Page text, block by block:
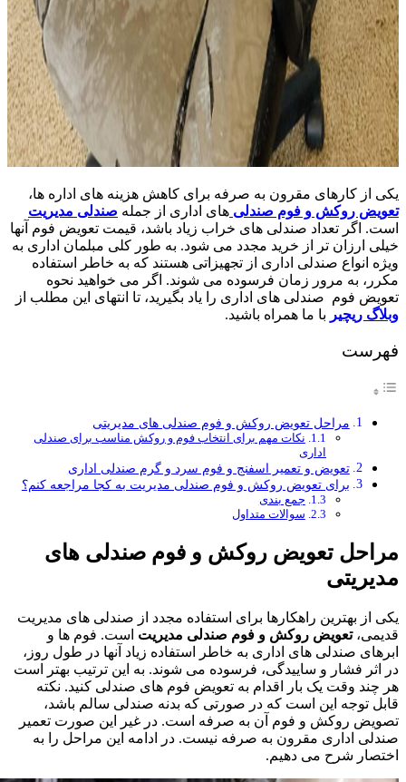
یکی از کارهای مقرون به صرفه برای کاهش هزینه های اداره ها،
تعویض روکش و فوم صندلی های اداری از جمله صندلی مدیریت
است. اگر تعداد صندلی های خراب زیاد باشد، قیمت تعویض فوم آنها
خیلی ارزان تر از خرید مجدد می شود. به طور کلی مبلمان اداری به
ویژه انواع صندلی اداری از تجهیزاتی هستند که به خاطر استفاده
مکرر، به مرور زمان فرسوده می شوند. اگر می خواهید نحوه
تعویض فوم صندلی های اداری را یاد بگیرید، تا انتهای این مطلب از
وبلاگ ریچیر با ما همراه باشید.
فهرست
مراحل تعویض روکش و فوم صندلی های مدیریتی
نکات مهم برای انتخاب فوم و روکش مناسب برای صندلی
اداری
تعویض و تعمیر اسفنج و فوم سرد و گرم صندلی اداری
برای تعویض روکش و فوم صندلی مدیریت به کجا مراجعه کنم؟
جمع بندی
سوالات متداول
مراحل تعویض روکش و فوم صندلی های
مدیریتی
یکی از بهترین راهکارها برای استفاده مجدد از صندلی های مدیریت
قدیمی،تعویض روکش و فوم صندلی مدیریت است. فوم ها و
ابرهای صندلی های اداری به خاطر استفاده زیاد آنها در طول روز،
در اثر فشار و ساییدگی، فرسوده می شوند. به این ترتیب بهتر است
هر چند وقت یک بار اقدام به تعویض فوم های صندلی کنید. نکته
قابل توجه این است که در صورتی که بدنه صندلی سالم باشد،
تصویض روکش و فوم آن به صرفه است. در غیر این صورت تعمیر
صندلی اداری مقرون به صرفه نیست. در ادامه این مراحل را به
اختصار شرح می دهیم.